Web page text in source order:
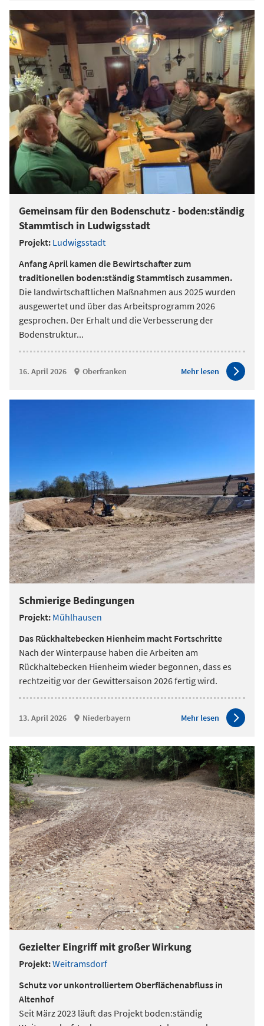
Gemeinsam für den Bodenschutz - boden:ständig
Stammtisch in Ludwigsstadt
Projekt: Ludwigsstadt
Anfang April kamen die Bewirtschafter zum
traditionellen boden:ständig Stammtisch zusammen.
Die landwirtschaftlichen Maßnahmen aus 2025 wurden
ausgewertet und über das Arbeitsprogramm 2026
gesprochen. Der Erhalt und die Verbesserung der
Bodenstruktur...
16. April 2026 Oberfranken Mehr lesen
Schmierige Bedingungen
Projekt: Mühlhausen
Das Rückhaltebecken Hienheim macht Fortschritte
Nach der Winterpause haben die Arbeiten am
Rückhaltebecken Hienheim wieder begonnen, dass es
rechtzeitig vor der Gewittersaison 2026 fertig wird.
13. April 2026 Niederbayern Mehr lesen
Gezielter Eingriff mit großer Wirkung
Projekt:Weitramsdorf
Schutz vor unkontrolliertem Oberflächenabfluss in
Altenhof
Seit März 2023 läuft das Projekt boden:ständig